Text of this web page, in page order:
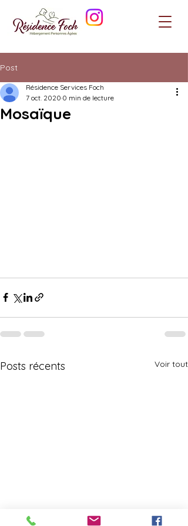
Post
Mosaïque
Résidence Services Foch
7 oct. 2020 0 min de lecture
Posts récents Voir tout